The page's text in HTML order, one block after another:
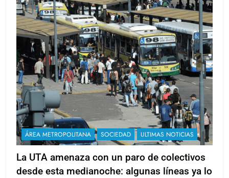
ÁREA METROPOLITANA SOCIEDAD ULTIMAS NOTICIAS
La UTA amenaza con un paro de colectivos
desde esta medianoche: algunas líneas ya lo